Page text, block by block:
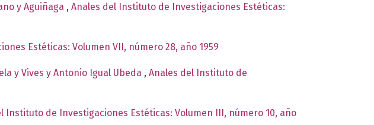
y Aguiñaga , Anales del Instituto de Investigaciones Estéticas:
Estéticas: Volumen VII, número 28, año 1959
y Vives y Antonio Igual Ubeda , Anales del Instituto de
Instituto de Investigaciones Estéticas: Volumen III, número 10, año